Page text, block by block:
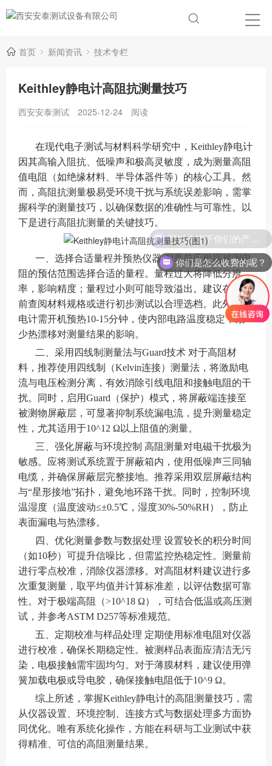
首页 新闻资讯 技术专栏
Keithley静电计高阻抗测量技巧
西安安泰测试 2025-12-24 阅读
在现代电子测试与材料科学研究中，Keithley静电计
因其高输入阻抗、低噪声和极高灵敏度，成为测量高阻
值电阻（如绝缘材料、半导体器件等）的核心工具。然
而，高阻抗测量极易受环境干扰与系统误差影响，需掌
握科学的测量技巧，以确保数据的准确性与可靠性。以
下是进行高阻抗测量的关键技巧。
一、选择合适量程并预热仪器 测量前应根据被测电
阻的预估范围选择合适的量程。量程过大将降低分辨
率，影响精度；量程过小则可能导致溢出。建议在测量
前查阅材料规格或进行初步测试以合理选档。此外，静
电计需开机预热10-15分钟，使内部电路温度稳定，减
少热漂移对测量结果的影响。
二、采用四线制测量法与Guard技术 对于高阻材
料，推荐使用四线制（Kelvin连接）测量法，将激励电
流与电压检测分离，有效消除引线电阻和接触电阻的干
扰。同时，启用Guard（保护）模式，将屏蔽端连接至
被测物屏蔽层，可显著抑制系统漏电流，提升测量稳定
性，尤其适用于10^12 Ω以上阻值的测量。
三、强化屏蔽与环境控制 高阻测量对电磁干扰极为
敏感。应将测试系统置于屏蔽箱内，使用低噪声三同轴
电缆，并确保屏蔽层完整接地。推荐采用双层屏蔽结构
与“星形接地”拓扑，避免地环路干扰。同时，控制环境
温湿度（温度波动≤±0.5℃，湿度30%-50%RH），防止
表面漏电与热漂移。
四、优化测量参数与数据处理 设置较长的积分时间
（如10秒）可提升信噪比，但需监控热稳定性。测量前
进行零点校准，消除仪器漂移。对高阻材料建议进行多
次重复测量，取平均值并计算标准差，以评估数据可靠
性。对于极端高阻（>10^18 Ω），可结合低温或高压测
试，并参考ASTM D257等标准规范。
五、定期校准与样品处理 定期使用标准电阻对仪器
进行校准，确保长期稳定性。被测样品表面应清洁无污
染，电极接触需牢固均匀。对于薄膜材料，建议使用弹
簧加载电极或导电胶，确保接触电阻低于10^9 Ω。
综上所述，掌握Keithley静电计的高阻测量技巧，需
从仪器设置、环境控制、连接方式与数据处理多方面协
同优化。唯有系统化操作，方能在科研与工业测试中获
得精准、可信的高阻测量结果。
你们是怎么收费的呢？